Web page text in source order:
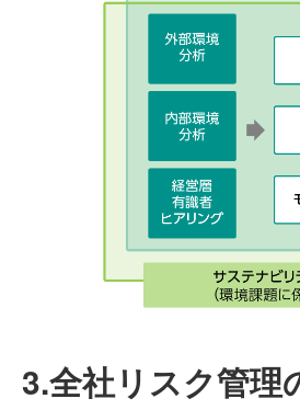
3.全社リスク管理